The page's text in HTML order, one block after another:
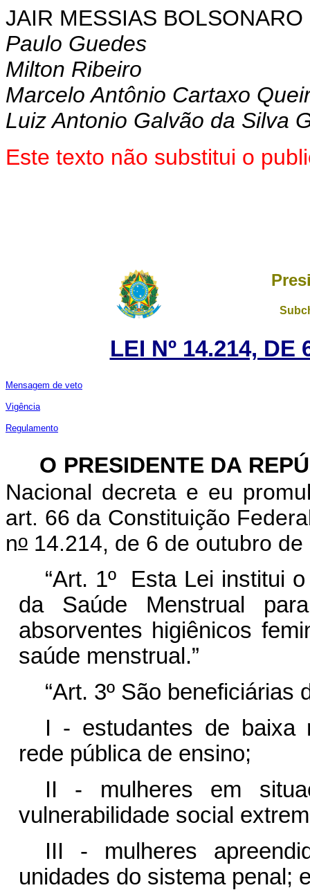
JAIR MESSIAS BOLSONARO
Paulo Guedes
Milton Ribeiro
Marcelo Antônio Cartaxo
Luiz Antonio Galvão da Silva
Este texto não substitui o
LEI Nº 14.214, DE
Mensagem de veto
Vigência
Regulamento
O PRESIDENTE DA
Nacional decreta e eu
art. 66 da Constituição
no 14.214, de 6 de outubro de
“Art. 1º Esta Lei institui
da Saúde Menstrual
absorventes higiênicos
saúde menstrual.”
“Art. 3º São
I - estudantes de baixa
rede pública de ensino;
II - mulheres em
vulnerabilidade social
III - mulheres
unidades do sistema penal;